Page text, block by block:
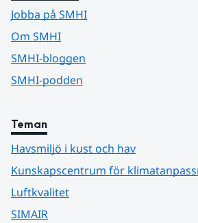
Jobba på SMHI
Om SMHI
SMHI-bloggen
SMHI-podden
Teman
Havsmiljö i kust och hav
Kunskapscentrum för
Luftkvalitet
SIMAIR